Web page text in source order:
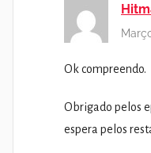
Ok compreendo.
Obrigado pelos
espera pelos